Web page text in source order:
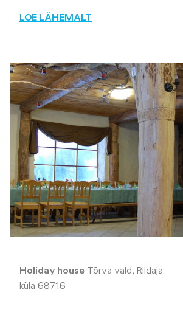
LOE LÄHEMALT
Holiday house Tõrva vald, Riidaja
küla 68716